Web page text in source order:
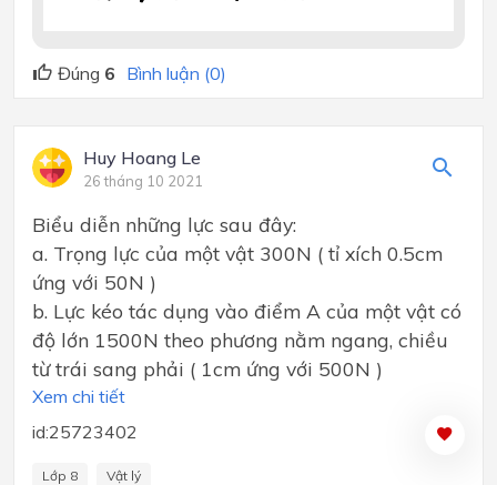
Đúng 6 Bình luận (0)
Huy Hoang Le
26 tháng 10 2021
Biểu diễn những lực sau đây:
a. Trọng lực của một vật 300N ( tỉ xích 0.5cm
ứng với 50N )
b. Lực kéo tác dụng vào điểm A của một vật có
độ lớn 1500N theo phương nằm ngang, chiều
từ trái sang phải ( 1cm ứng với 500N )
Xem chi tiết
id:25723402
Lớp 8 Vật lý